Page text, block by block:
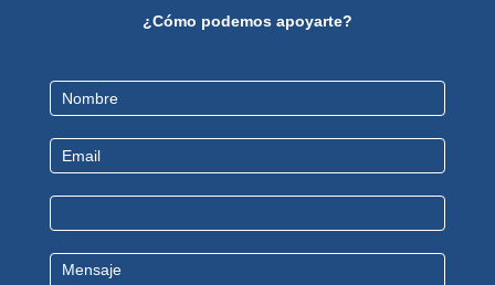
¿Cómo podemos apoyarte?
Contact
Us